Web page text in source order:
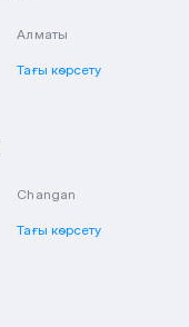
Алматы
Тағы көрсету
Changan
Тағы көрсету